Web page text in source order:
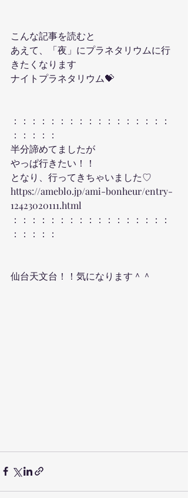
こんな記事を読むと
あえて、「夜」にプラネタリウムに行
きたくなります
ナイトプラネタリウム💝
：：：：：：：：：：：：：：：：：
：：：：：
半分諦めてましたが
やっぱ行きたい！！
となり、行ってきちゃいました♡
https://ameblo.jp/ami-bonheur/entry-
12423020111.html
：：：：：：：：：：：：：：：：：
：：：：：
仙台天文台！！気になります＾＾